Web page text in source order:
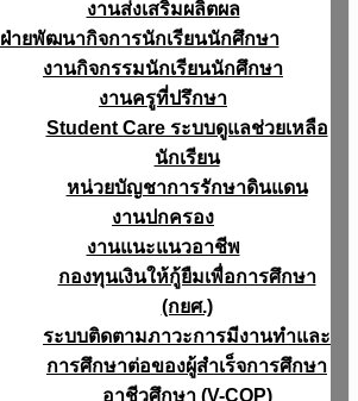
งานส่งเสริมผลิตผล
ฝ่ายพัฒนากิจการนักเรียนนักศึกษา
งานกิจกรรมนักเรียนนักศึกษา
งานครูที่ปรึกษา
Student Care ระบบดูแลช่วยเหลือ
นักเรียน
หน่วยบัญชาการรักษาดินแดน
งานปกครอง
งานแนะแนวอาชีพ
กองทุนเงินให้กู้ยืมเพื่อการศึกษา
(กยศ.)
ระบบติดตามภาวะการมีงานทำและ
การศึกษาต่อของผู้สำเร็จการศึกษา
อาชีวศึกษา (V-COP)